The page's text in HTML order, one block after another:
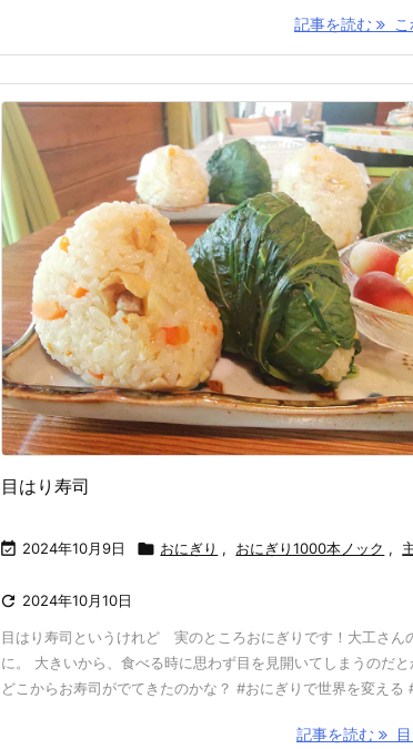
記事を読む
目はり寿司
 2024年10月9日  おにぎり , おにぎり1000本ノック ,
 2024年10月10日
目はり寿司というけれど 実のところおにぎりです！大工さん
に。 大きいから、食べる時に思わず目を見開いてしまうのだ
どこからお寿司がでてきたのかな？ #おにぎりで世界を変える
記事を読む